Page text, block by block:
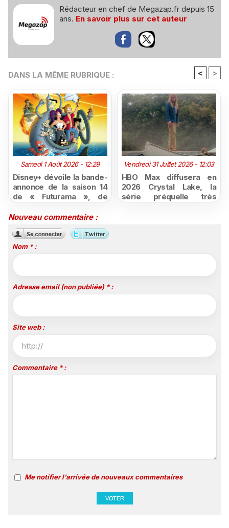
Rédacteur en chef de Megazap.fr depuis 15
ans. En savoir plus sur cet auteur
DANS LA MÊME RUBRIQUE : < >
Samedi 1 Août 2026 - 12:29
Disney+ dévoile la bande-
annonce de la saison 14
de « Futurama », de
Vendredi 31 Juillet 2026 - 12:03
HBO Max diffusera en
2026 Crystal Lake, la
série préquelle très
Nouveau commentaire :
Nom * :
Adresse email (non publiée) * :
Site web :
Commentaire * :
Me notifier l'arrivée de nouveaux commentaires